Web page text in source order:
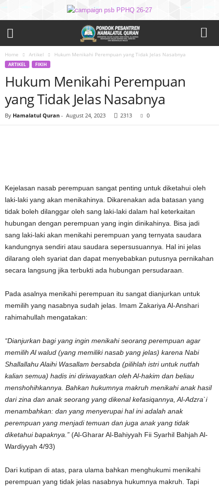
Home Artikel Hukum Menikahi Perempuan yang Tidak Jelas Nasabnya
ARTIKEL FIKIH
Hukum Menikahi Perempuan
yang Tidak Jelas Nasabnya
By Hamalatul Quran - August 24, 2023 2313 0
Kejelasan nasab perempuan sangat penting untuk diketahui oleh
laki-laki yang akan menikahinya. Dikarenakan ada batasan yang
tidak boleh dilanggar oleh sang laki-laki dalam hal keterkaitan
hubungan dengan perempuan yang ingin dinikahinya. Bisa jadi
sang laki-laki akan menikahi perempuan yang ternyata saudara
kandungnya sendiri atau saudara sepersusuannya. Hal ini jelas
dilarang oleh syariat dan dapat menyebabkan putusnya pernikahan
secara langsung jika terbukti ada hubungan persudaraan.
Pada asalnya menikahi perempuan itu sangat dianjurkan untuk
memilih yang nasabnya sudah jelas. Imam Zakariya Al-Anshari
rahimahullah mengatakan:
“Dianjurkan bagi yang ingin menikahi seorang perempuan agar
memilih Al walud (yang memiliki nasab yang jelas) karena Nabi
Shallallahu Alaihi Wasallam bersabda (pilihlah istri untuk nutfah
kalian semua) hadis ini diriwayatkan oleh Al-hakim dan beliau
menshohihkannya. Bahkan hukumnya makruh menikahi anak hasil
dari zina dan anak seorang yang dikenal kefasiqannya, Al-Adzra`i
menambahkan: dan yang menyerupai hal ini adalah anak
perempuan yang menjadi temuan dan juga anak yang tidak
diketahui bapaknya.” (Al-Gharar Al-Bahiyyah Fii Syarhil Bahjah Al-
Wardiyyah 4/93)
Dari kutipan di atas, para ulama bahkan menghukumi menikahi
perempuan yang tidak jelas nasabnya hukumnya makruh. Tapi